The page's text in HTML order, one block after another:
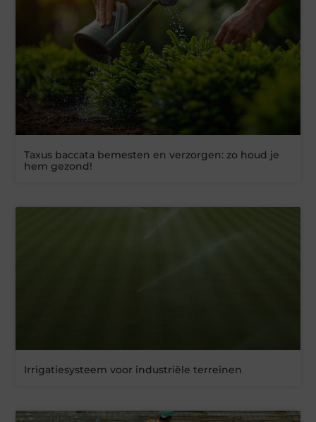
Taxus baccata bemesten en verzorgen: zo houd je
hem gezond!
Irrigatiesysteem voor industriële terreinen